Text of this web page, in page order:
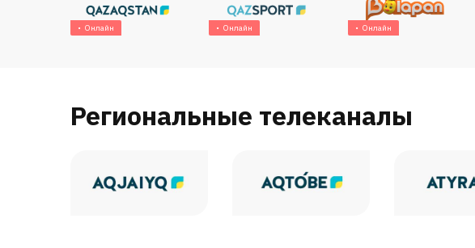
Онлайн Онлайн Онлайн
Региональные телеканалы